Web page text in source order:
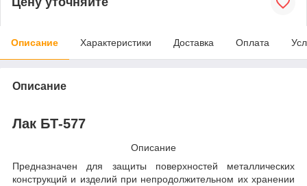
Описание Характеристики Доставка Оплата
Описание
Лак БТ-577
Описание
Предназначен для защиты поверхностей металлических
конструкций и изделий при непродолжительном их хранении